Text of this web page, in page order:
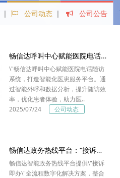
公司动态 公司公告
畅信达呼叫中心赋能医院电话随访：构建智能化医患服务
\"畅信达呼叫中心赋能医院电话随访
系统，打造智能化医患服务平台。通
过智能外呼和数据分析，提升随访效
率，优化患者体验，助力医..
2025/07/24
公司动态
畅信达政务热线平台：“接诉即办”新范式
畅信达智能政务热线平台提供\"接诉
即办\"全流程数字化解决方案，整合